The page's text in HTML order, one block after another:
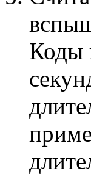
Коды